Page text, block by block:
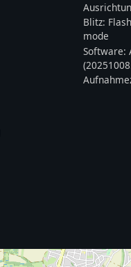
Blitz:
mode
Software: